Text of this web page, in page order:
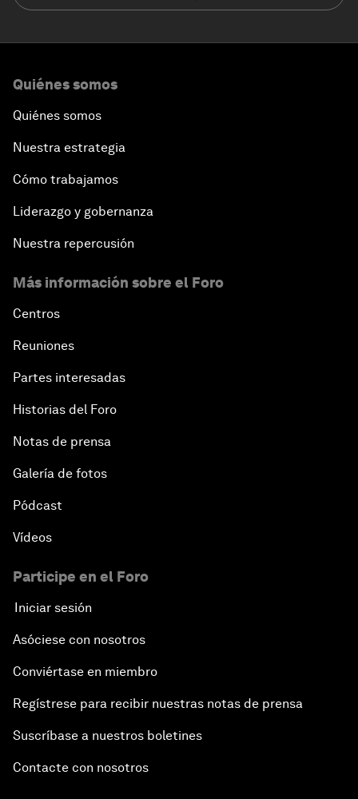
Quiénes somos
Quiénes somos
Nuestra estrategia
Cómo trabajamos
Liderazgo y gobernanza
Nuestra repercusión
Más información sobre el Foro
Centros
Reuniones
Partes interesadas
Historias del Foro
Notas de prensa
Galería de fotos
Pódcast
Vídeos
Participe en el Foro
Iniciar sesión
Asóciese con nosotros
Conviértase en miembro
Regístrese para recibir nuestras notas de prensa
Suscríbase a nuestros boletines
Contacte con nosotros